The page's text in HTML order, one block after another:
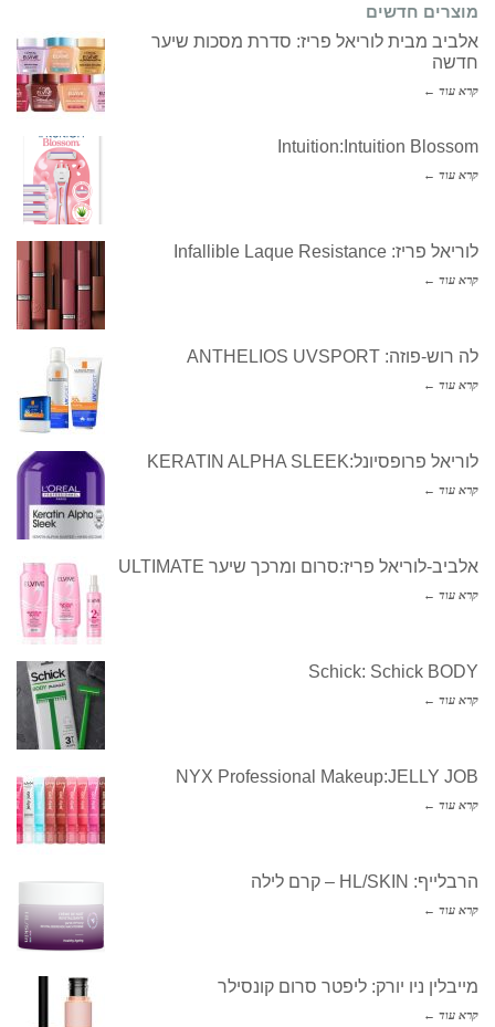
מוצרים חדשים
אלביב מבית לוריאל פריז: סדרת מסכות שיער
חדשה
קרא עוד ←
Intuition:Intuition Blossom
קרא עוד ←
לוריאל פריז: Infallible Laque Resistance
קרא עוד ←
לה רוש-פוזה: ANTHELIOS UVSPORT
קרא עוד ←
לוריאל פרופסיונל:KERATIN ALPHA SLEEK
קרא עוד ←
אלביב-לוריאל פריז:סרום ומרכך שיער ULTIMATE
קרא עוד ←
Schick: Schick BODY
קרא עוד ←
NYX Professional Makeup:JELLY JOB
קרא עוד ←
הרבלייף: HL/SKIN – קרם לילה
קרא עוד ←
מייבלין ניו יורק: ליפטר סרום קונסילר
קרא עוד ←